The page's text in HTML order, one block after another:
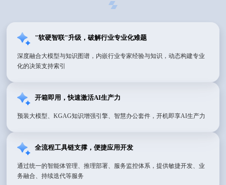
"软硬智联"升级，破解行业专业化难题
深度融合大模型与知识图谱，内嵌行业专家经验与知识，动态构建专业
化的决策支持索引
开箱即用，快速激活AI生产力
预装大模型、KGAG知识增强引擎、智慧办公套件，开机即享AI生产力
全流程工具链支撑，便捷应用开发
通过统一的智能体管理、推理部署、服务监控体系，提供敏捷开发、业
务融合、持续迭代等服务